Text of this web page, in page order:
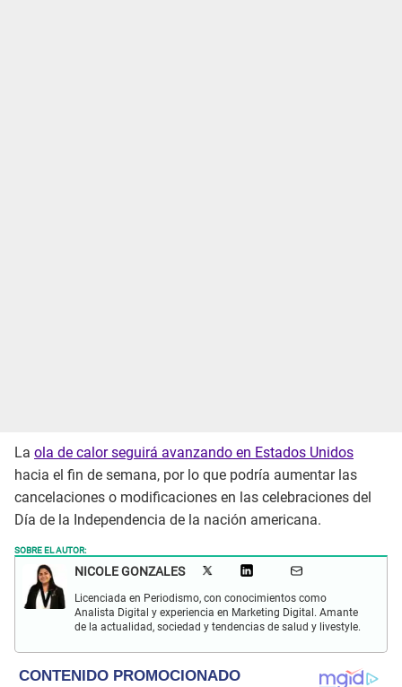
La ola de calor seguirá avanzando en Estados Unidos
hacia el fin de semana, por lo que podría aumentar las
cancelaciones o modificaciones en las celebraciones del
Día de la Independencia de la nación americana.
SOBRE EL AUTOR:
NICOLE GONZALES
Licenciada en Periodismo, con conocimientos como
Analista Digital y experiencia en Marketing Digital. Amante
de la actualidad, sociedad y tendencias de salud y livestyle.